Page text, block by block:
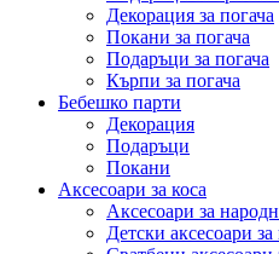
Декорация за погача
Покани за погача
Подаръци за погача
Кърпи за погача
Бебешко парти
Декорация
Подаръци
Покани
Аксесоари за коса
Аксесоари за
Детски аксесоари за